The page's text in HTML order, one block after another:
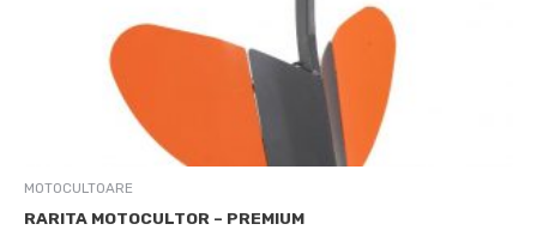
MOTOCULTOARE
RARITA MOTOCULTOR – PREMIUM